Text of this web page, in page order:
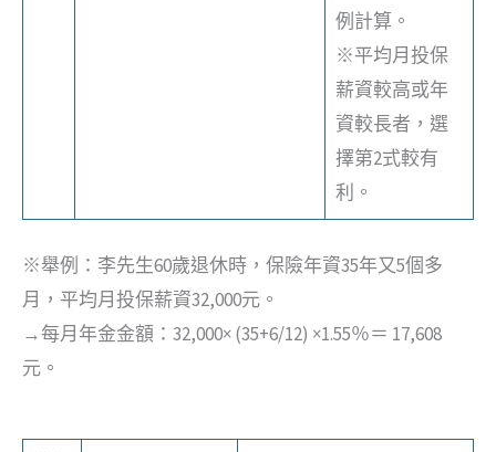
例計算。
※平均月投保
薪資較高或年
資較長者，選
擇第2式較有
利。
※舉例：李先生60歲退休時，保險年資35年又5個多
月，平均月投保薪資32,000元。
→每月年金金額：32,000× (35+6/12) ×1.55％＝ 17,608
元。